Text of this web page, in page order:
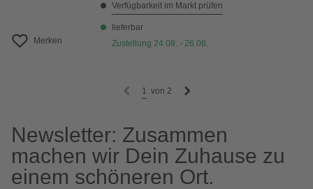
Merken
Verfügbarkeit im Markt prüfen
lieferbar
Zustellung 24.08. - 26.08.
1 von 2
Newsletter: Zusammen
machen wir Dein Zuhause zu
einem schöneren Ort.